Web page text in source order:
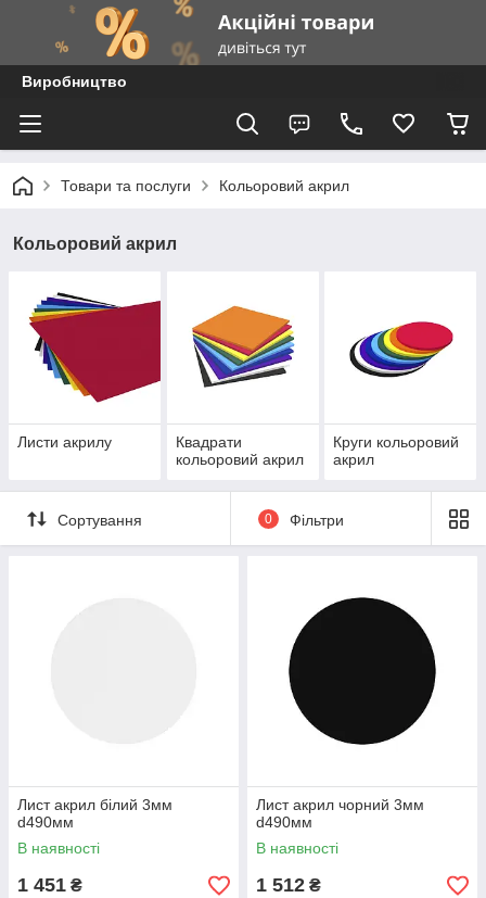
Виробництво
Товари та послуги Кольоровий акрил
Кольоровий акрил
Листи акрилу
Квадрати
кольоровий акрил
Круги кольоровий
акрил
Сортування 0 Фільтри
Лист акрил білий 3мм
d490мм
В наявності
1 451 ₴
Лист акрил чорний 3мм
d490мм
В наявності
1 512 ₴